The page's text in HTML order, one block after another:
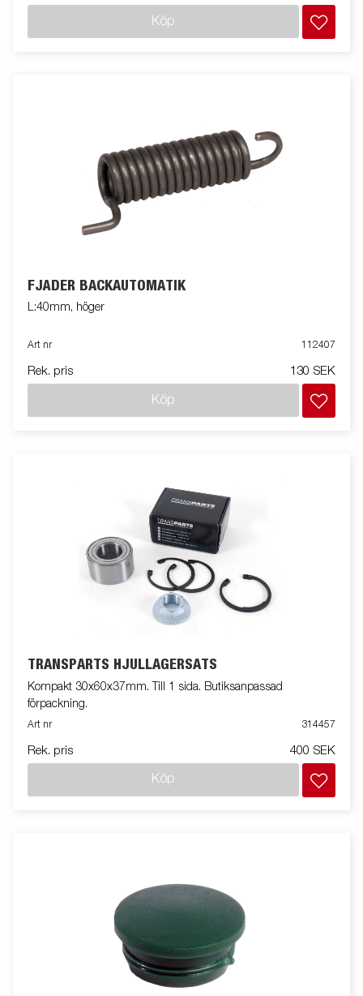
Köp
FJÄDER BACKAUTOMATIK
L:40mm, höger
Art nr 112407
Rek. pris 130 SEK
Köp
TRANSPARTS HJULLAGERSATS
Kompakt 30x60x37mm. Till 1 sida. Butiksanpassad
förpackning.
Art nr 314457
Rek. pris 400 SEK
Köp